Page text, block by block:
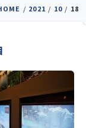
校生の方へ
/ 2021 / 10 / 18